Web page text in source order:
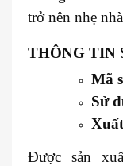
trở nên nhẹ
THÔNG TIN
Mã
Sử
Được sản